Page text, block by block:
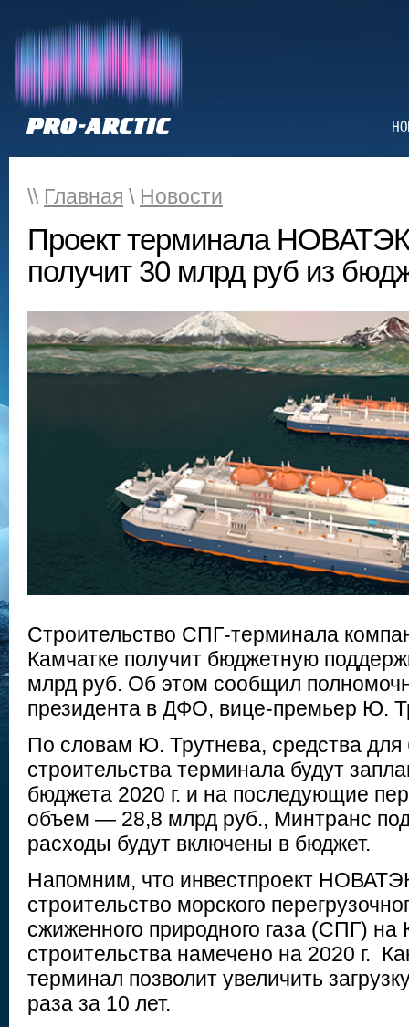
\\ Главная \ Новости
Проект терминала
получит 30 млрд руб из
Строительство СПГ-терминала
Камчатке получит бюджетную
млрд руб. Об этом сообщил
президента в ДФО, вице-премьер Ю.
По словам Ю. Трутнева, средства
строительства терминала будут
бюджета 2020 г. и на последующие
объем — 28,8 млрд руб., Минтранс
расходы будут включены в бюджет.
Напомним, что инвестпроект
строительство морского
сжиженного природного газа (СПГ)
строительства намечено на 2020 г.
терминал позволит увеличить
раза за 10 лет.